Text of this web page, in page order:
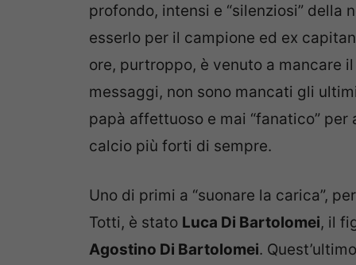
profondo, intensi e “silenziosi” della
esserlo per il campione ed ex
ore, purtroppo, è venuto a mancare
messaggi, non sono mancati gli
papà affettuoso e mai “fanatico”
calcio più forti di sempre.
Uno di primi a “suonare la carica”,
Totti, è stato Luca Di Bartolomei, il
Agostino Di Bartolomei.